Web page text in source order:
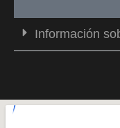
Información